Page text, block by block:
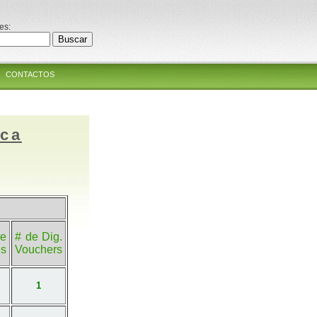
CONTACTOS
# de Dig.
Vouchers
1